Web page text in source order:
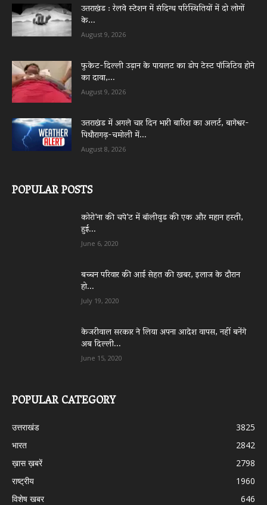
उत्तराखंड : रेलवे स्टेशन में संदिग्ध परिस्थितियों में दो लोगों
के...
August 9, 2026
फुकेट-दिल्ली उड़ान के पायलट का डोप टेस्ट पॉजिटिव होने
का दावा,...
August 9, 2026
उत्तराखंड में अगले चार दिन भारी बारिश का अलर्ट, बागेश्वर-
पिथौरागढ़-चमोली में...
August 8, 2026
POPULAR POSTS
कोरो’ना की चपे’ट में बॉलीवुड की एक और महान हस्ती,
हुई...
June 6, 2020
बच्चन परिवार की आई सेहत की खबर, इलाज के दौरान
हो...
July 19, 2020
केजरीवाल सरकार ने लिया अपना आदेश वापस, नहीं बनेंगे
अब दिल्ली...
June 15, 2020
POPULAR CATEGORY
उत्तराखंड
3825
भारत
2842
ख़ास ख़बरें
2798
राष्ट्रीय
1960
विशेष खबर
646